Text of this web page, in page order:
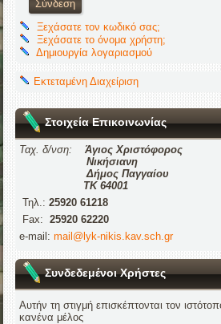
Ξεχάσατε τον κωδικό σας;
Ξεχάσατε το όνομα χρήστη;
Δημιουργία λογαριασμού
Εκτεταμένη Διαχείριση
Στοιχεία Επικοινωνίας
Ταχ. δ/νση:
Άγιος Χριστόφορος
Νικήσιανη
Δήμος Παγγαίου
ΤΚ 64001
Τηλ.:25920 61218
Fax:25920 62220
e-mail:mail@lyk-nikis.kav.sch.gr
Συνδεδεμένοι Χρήστες
Αυτήν τη στιγμή επισκέπτονται τον
κανένα μέλος